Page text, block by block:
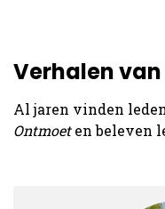
Verhalen
Al jaren vinden
Ontmoeten beleven